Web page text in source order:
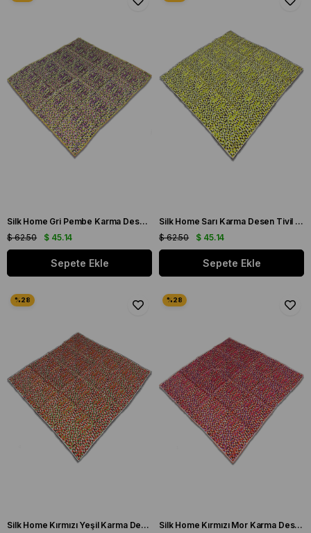
Silk Home Gri Pembe Karma Desen Tivil İpek Eşarp 11426-233
$ 45.14
$ 62.50
Sepete Ekle
Silk Home Sarı Karma Desen Tivil İpek Eşarp 11426-235
$ 45.14
$ 62.50
Sepete Ekle
Silk Home Kırmızı Yeşil Karma Desen Tivil İpek Eşarp 11426-239 Silk Home Kırmızı Mor Karma Desen Tivil İpek Eşarp 11426-244